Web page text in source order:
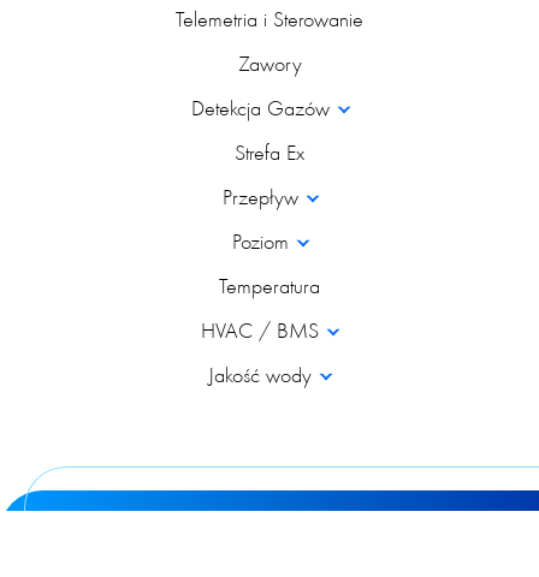
Telemetria i Sterowanie
Zawory
Detekcja Gazów
Strefa Ex
Przepływ
Poziom
Temperatura
HVAC / BMS
Jakość wody